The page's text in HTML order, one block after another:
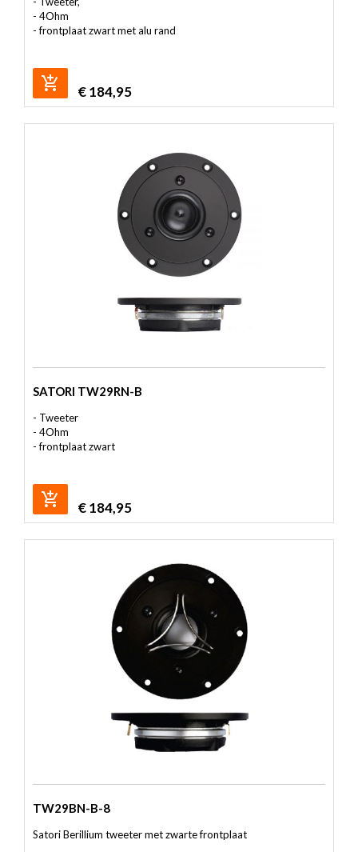
- 4Ohm
- frontplaat zwart met alu rand
€184,95
SATORI TW29RN-B
- Tweeter
- 4Ohm
- frontplaat zwart
€184,95
TW29BN-B-8
Satori Berillium tweeter met zwarte frontplaat